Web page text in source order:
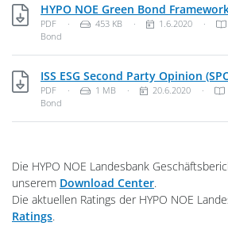
HYPO NOE Green Bond
Dateityp: PDF-Dokument
PDF · Dateigröße:
453 KB · 1.6.2020 ·
Bond
ISS ESG Second Party Opinion
Dateityp: PDF-Dokument
PDF · Dateigröße:
1 MB · 20.6.2020 ·
Bond
Die HYPO NOE Landesbank
unserem Download Center.
Die aktuellen Ratings der HYPO NOE
Ratings.